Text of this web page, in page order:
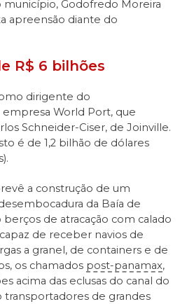
Godofredo Moreira
apreensão diante do
R$ 6 bilhões
dirigente do
World Port, que
Schneider-Ciser, de Joinville.
é de 1,2 bilhão de dólares
a construção de um
da Baía de
de atracação com calado
de receber navios de
a granel, de containers e de
os chamados post-panamax,
acima das eclusas do canal do
transportadores de grandes